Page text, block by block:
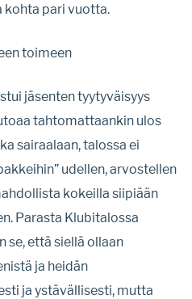
kohta pari vuotta.
toimeen
jäsenten tyytyväisyys
tahtomattaankin ulos
sairaalaan, talossa ei
udellen, arvostellen
kokeilla siipiään
Parasta Klubitalossa
se, että siellä ollaan
ja heidän
ja ystävällisesti, mutta